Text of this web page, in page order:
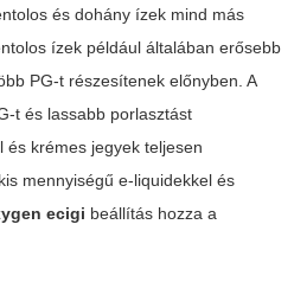
és dohány ízek mind más
ízek például általában erősebb
PG-t részesítenek előnyben. A
t és lassabb porlasztást
és krémes jegyek teljesen
mennyiségű e-liquidekkel és
ecigi beállítás hozza a